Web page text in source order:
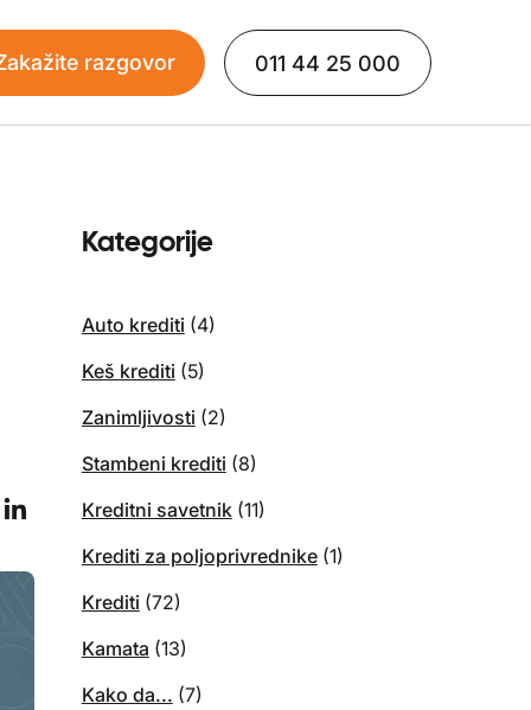
razgovor 011 44 25 000
Kategorije
Auto krediti (4)
Keš krediti (5)
Zanimljivosti (2)
Stambeni krediti (8)
Kreditni savetnik(11)
Krediti za poljoprivrednike(1)
Krediti (72)
Kamata (13)
Kako da... (7)